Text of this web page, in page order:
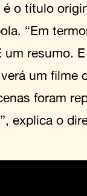
o título
“Em
um resumo.
um filme
foram
explica o